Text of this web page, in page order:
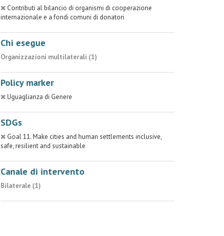
Contributi al bilancio di organismi di cooperazione
internazionale e a fondi comuni di donatori
Chi esegue
Organizzazioni multilaterali (1)
Policy marker
Uguaglianza di Genere
SDGs
Goal 11. Make cities and human settlements inclusive,
safe, resilient and sustainable
Canale di intervento
Bilaterale (1)